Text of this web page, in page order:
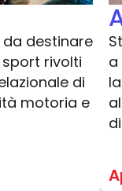
da destinare
rivolti
di
motoria e
a